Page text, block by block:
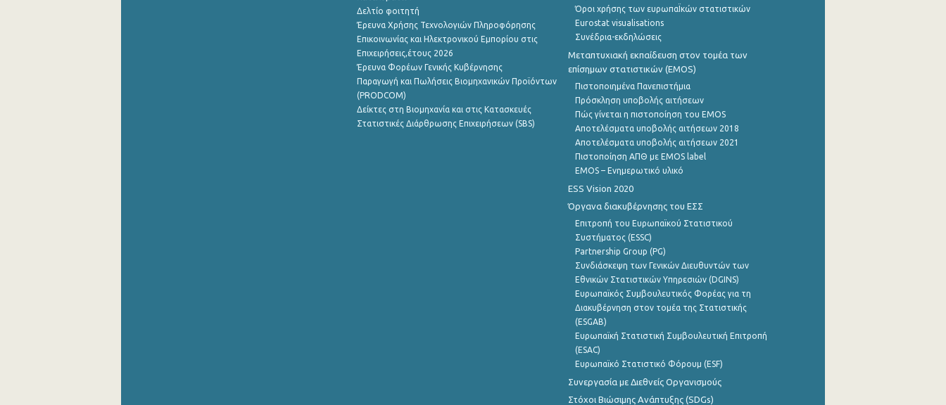
Δελτίο φοιτητή
Έρευνα Χρήσης Τεχνολογιών Πληροφόρησης
Επικοινωνίας και Ηλεκτρονικού Εμπορίου στις
Επιχειρήσεις,έτους 2026
Έρευνα Φορέων Γενικής Κυβέρνησης
Παραγωγή και Πωλήσεις Βιομηχανικών Προϊόντων
(PRODCOM)
Δείκτες στη Βιομηχανία και στις Κατασκευές
Στατιστικές Διάρθρωσης Επιχειρήσεων (SBS)
Όροι χρήσης των ευρωπαΪκών στατιστικών
Eurostat visualisations
Συνέδρια-εκδηλώσεις
Μεταπτυχιακή εκπαίδευση στον τομέα των
επίσημων στατιστικών (EMOS)
Πιστοποιημένα Πανεπιστήμια
Πρόσκληση υποβολής αιτήσεων
Πώς γίνεται η πιστοποίηση του EMOS
Αποτελέσματα υποβολής αιτήσεων 2018
Αποτελέσματα υποβολής αιτήσεων 2021
Πιστοποίηση ΑΠΘ με EMOS label
EMOS – Ενημερωτικό υλικό
ESS Vision 2020
Όργανα διακυβέρνησης του ΕΣΣ
Επιτροπή του Ευρωπαϊκού Στατιστικού
Συστήματος (ESSC)
Partnership Group (PG)
Συνδιάσκεψη των Γενικών Διευθυντών των
Εθνικών Στατιστικών Υπηρεσιών (DGINS)
Ευρωπαϊκός Συμβουλευτικός Φορέας για τη
Διακυβέρνηση στον τομέα της Στατιστικής
(ESGAB)
Ευρωπαϊκή Στατιστική Συμβουλευτική Επιτροπή
(ESAC)
Ευρωπαϊκό Στατιστικό Φόρουμ (ESF)
Συνεργασία με Διεθνείς Οργανισμούς
Στόχοι Βιώσιμης Ανάπτυξης (SDGs)